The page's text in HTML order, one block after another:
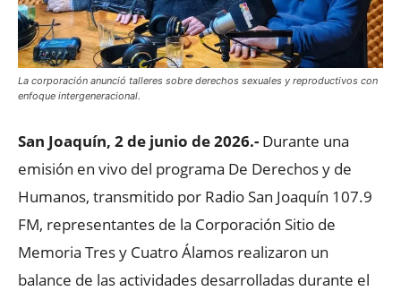
La corporación anunció talleres sobre derechos sexuales y reproductivos con
enfoque intergeneracional.
San Joaquín, 2 de junio de 2026.- Durante una
emisión en vivo del programa De Derechos y de
Humanos, transmitido por Radio San Joaquín 107.9
FM, representantes de la Corporación Sitio de
Memoria Tres y Cuatro Álamos realizaron un
balance de las actividades desarrolladas durante el